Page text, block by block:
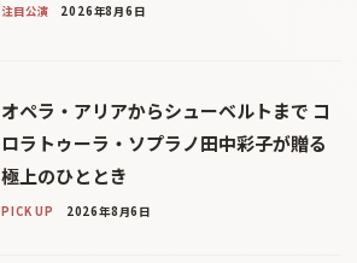
注目公演 2026年8月6日
オペラ・アリアからシューベルトまで コ
ロラトゥーラ・ソプラノ田中彩子が贈る
極上のひととき
PICK UP 2026年8月6日